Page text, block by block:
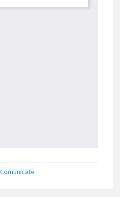
Comunicate